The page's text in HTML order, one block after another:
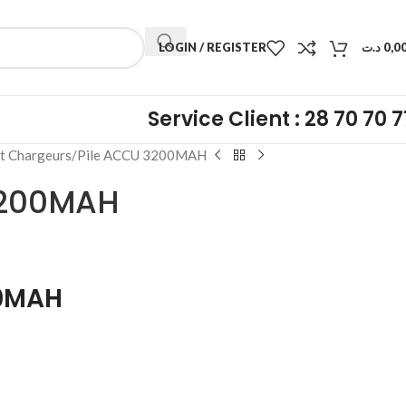
LOGIN / REGISTER د.ت
Service Client : 28 70 70
Chargeurs Pile ACCU 3200MAH